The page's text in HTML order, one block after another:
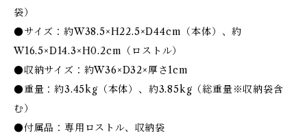
袋）
●サイズ：約W38.5×H22.5×D44cm（本体）、約
W16.5×D14.3×H0.2cm（ロストル）
●収納サイズ：約W36×D32×厚さ1cm
●重量：約3.45kg（本体）、約3.85kg（総重量※収納袋含
む）
●付属品：専用ロストル、収納袋